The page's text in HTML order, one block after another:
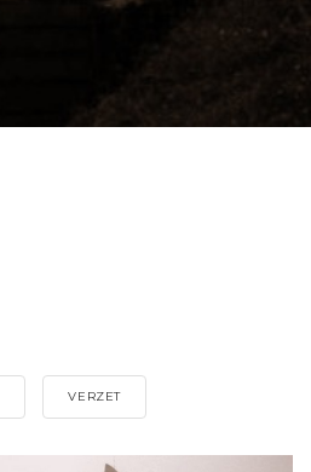
VERZET